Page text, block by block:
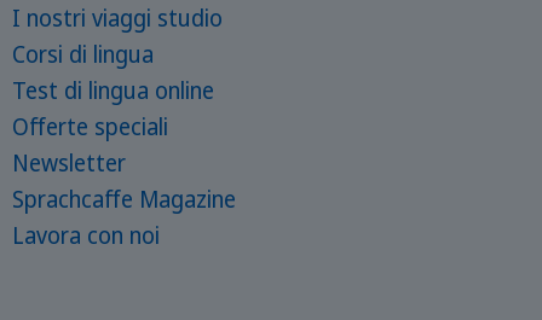
I nostri viaggi studio
Corsi di lingua
Test di lingua online
Offerte speciali
Newsletter
Sprachcaffe Magazine
Lavora con noi